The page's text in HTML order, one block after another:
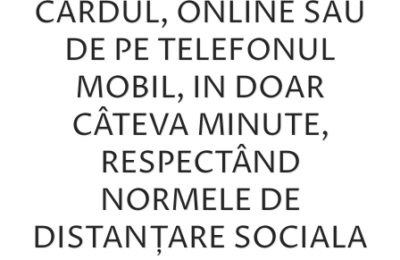
CARDUL, ONLINE SAU
DE PE TELEFONUL
MOBIL, IN DOAR
CÂTEVA MINUTE,
RESPECTÂND
NORMELE DE
DISTANȚARE SOCIALA